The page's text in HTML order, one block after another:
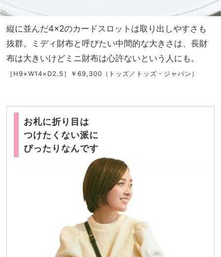
縦に並んだ4×2のカードスロットは取り出しやすさも
抜群。ミディ財布と呼びたい中間的な大きさは、長財
布は大きいけどミニ財布は心許ないという人にも。
［H9×W14×D2.5］￥69,300（トッズ／トッズ・ジャパン）
お札に折り目は
つけたくない派に
ぴったりなんです